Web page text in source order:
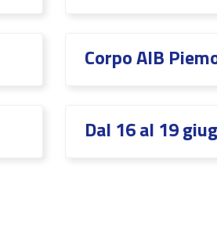
Corpo AIB
Dal 16 al 19